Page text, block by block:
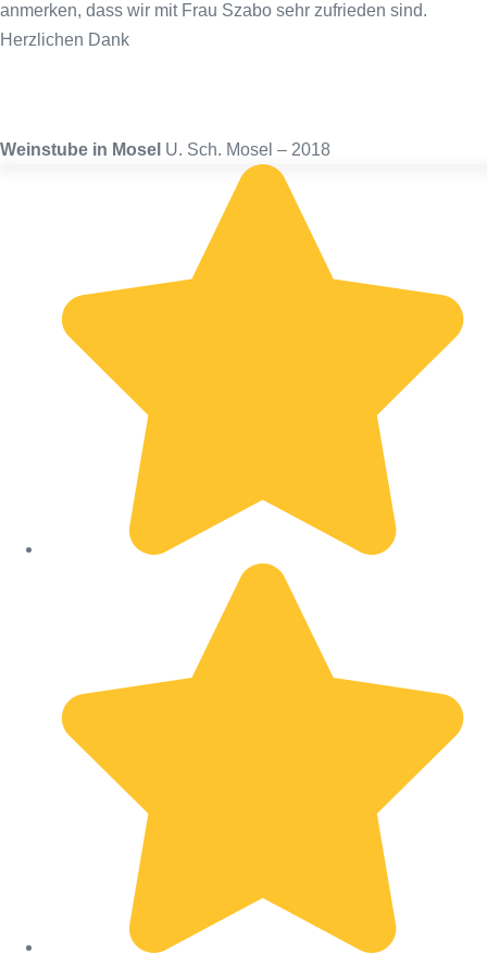
anmerken, dass wir mit Frau Szabo sehr zufrieden sind.
Herzlichen Dank
Weinstube in Mosel U. Sch. Mosel – 2018